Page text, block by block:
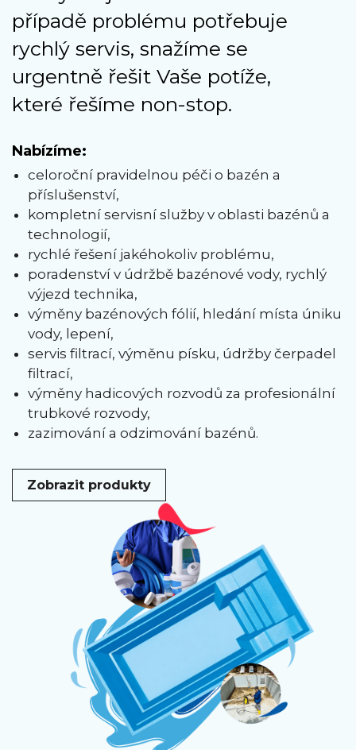
případě problému potřebuje
rychlý servis, snažíme se
urgentně řešit Vaše potíže,
které řešíme non-stop.
Nabízíme:
celoroční pravidelnou péči o bazén a
příslušenství,
kompletní servisní služby v oblasti bazénů a
technologií,
rychlé řešení jakéhokoliv problému,
poradenství v údržbě bazénové vody, rychlý
výjezd technika,
výměny bazénových fólií, hledání místa úniku
vody, lepení,
servis filtrací, výměnu písku, údržby čerpadel
filtrací,
výměny hadicových rozvodů za profesionální
trubkové rozvody,
zazimování a odzimování bazénů.
Zobrazit produkty